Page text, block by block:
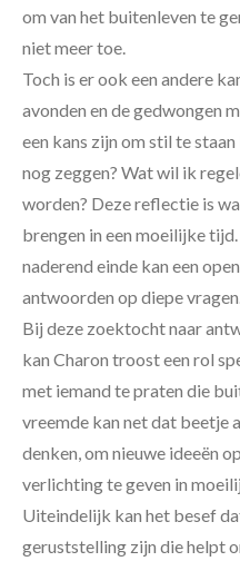
om van het buitenleven te
niet meer toe.
Toch is er ook een andere
avonden en de gedwongen
een kans zijn om stil te
nog zeggen? Wat wil ik
worden? Deze reflectie is
brengen in een moeilijke
naderend einde kan een
antwoorden op diepe
Bij deze zoektocht naar
kan Charon troost een rol
met iemand te praten die
vreemde kan net dat beetje
denken, om nieuwe ideeën
verlichting te geven in
Uiteindelijk kan het besef
geruststelling zijn die helpt